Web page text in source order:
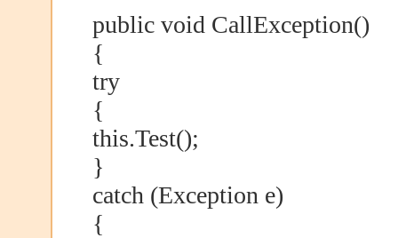
public void CallException()
{
try
{
this.Test();
}
catch (Exception e)
{